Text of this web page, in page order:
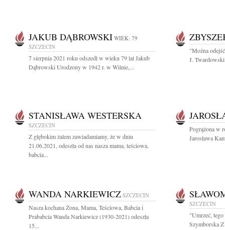
JAKUB DĄBROWSKI WIEK: 79
SZCZECIN
7 sierpnia 2021 roku odszedł w wieku 79 lat Jakub
Dąbrowski Urodzony w 1942 r. w Wilnie,...
"Można
J.
STANISŁAWA WESTERSKA
SZCZECIN
Z głębokim żalem zawiadamiamy, że w dniu
21.06.2021, odeszła od nas nasza mama, teściowa,
babcia...
Pogrążona w
Jarosława
WANDA NARKIEWICZ SZCZECIN
Nasza kochana Żona, Mama, Teściowa, Babcia i
Prababcia Wanda Narkiewicz (1930-2021) odeszła
15...
SZCZECIN
"Umrzeć,
Szymborska